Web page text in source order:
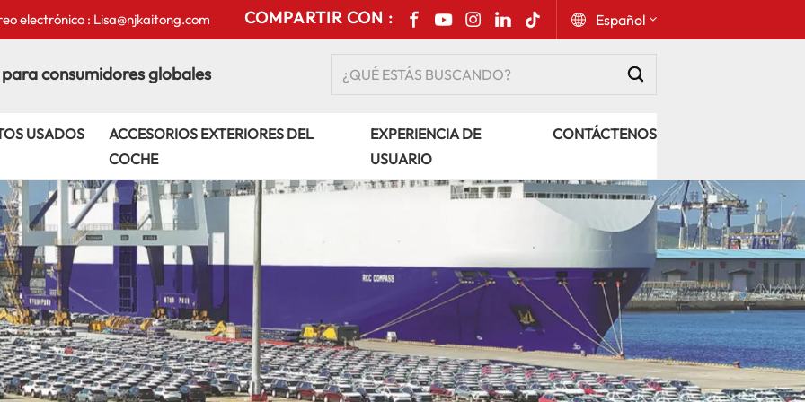
electrónico : Lisa@njkaitong.com COMPARTIR CON : Español
Русский
Español
Português
عربي
kiswahili
consumidores globales
USADOS
ACCESORIOS EXTERIORES DEL
COCHE
EXPERIENCIA DE
USUARIO
CONTÁCTENOS